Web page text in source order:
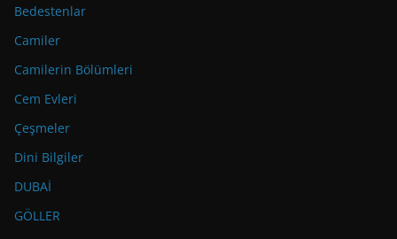
Bedestenlar
Camiler
Camilerin Bölümleri
Cem Evleri
Çeşmeler
Dini Bilgiler
DUBAİ
GÖLLER